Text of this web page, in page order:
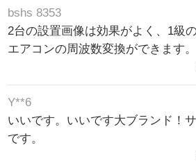
bshs 8353
2台の設置画像は効果がよく、1級
エアコンの周波数変換ができます。
Y**6
いいです。いいです大ブランド！
です。